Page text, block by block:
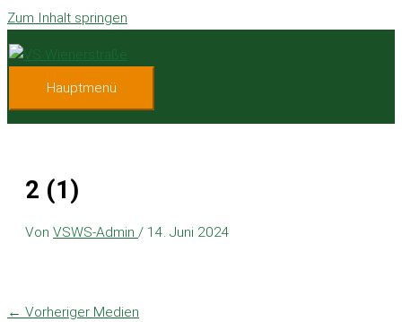
Zum Inhalt springen
Hauptmenü
2 (1)
Von VSWS-Admin / 14. Juni 2024
← Vorheriger Medien